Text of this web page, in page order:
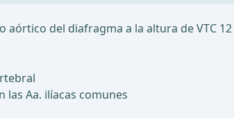
aórtico del diafragma a la altura de VTC 12
Aa. ilíacas comunes